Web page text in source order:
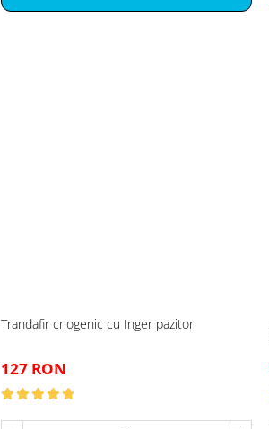
Trandafir criogenic cu Inger pazitor
127 RON